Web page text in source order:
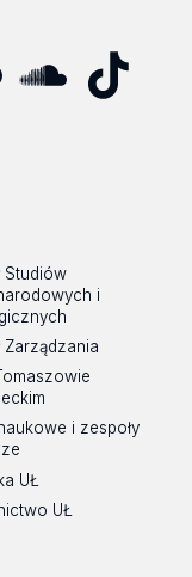
Studiów
i
Zarządzania
i zespoły
UŁ
UŁ